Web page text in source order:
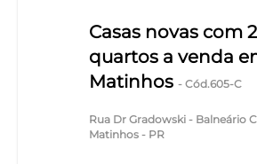
Casas novas com 2
quartos a venda
Matinhos- Cód.605-C
Rua Dr Gradowski - Balneário
Matinhos - PR